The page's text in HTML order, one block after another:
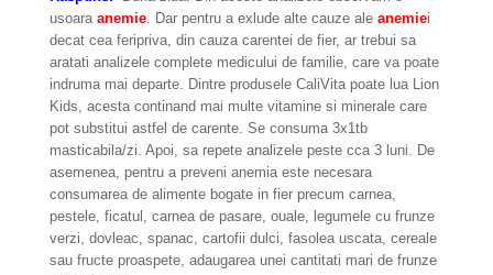
usoara anemie. Dar pentru a exlude alte cauze ale anemiei
decat cea feripriva, din cauza carentei de fier, ar trebui sa
aratati analizele complete medicului de familie, care va poate
indruma mai departe. Dintre produsele CaliVita poate lua Lion
Kids, acesta continand mai multe vitamine si minerale care
pot substitui astfel de carente. Se consuma 3x1tb
masticabila/zi. Apoi, sa repete analizele peste cca 3 luni. De
asemenea, pentru a preveni anemia este necesara
consumarea de alimente bogate in fier precum carnea,
pestele, ficatul, carnea de pasare, ouale, legumele cu frunze
verzi, dovleac, spanac, cartofii dulci, fasolea uscata, cereale
sau fructe proaspete, adaugarea unei cantitati mari de frunze